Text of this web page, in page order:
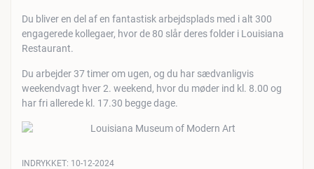
Du bliver en del af en fantastisk arbejdsplads med i alt 300
engagerede kollegaer, hvor de 80 slår deres folder i Louisiana
Restaurant.
Du arbejder 37 timer om ugen, og du har sædvanligvis
weekendvagt hver 2. weekend, hvor du møder ind kl. 8.00 og
har fri allerede kl. 17.30 begge dage.
INDRYKKET: 10-12-2024